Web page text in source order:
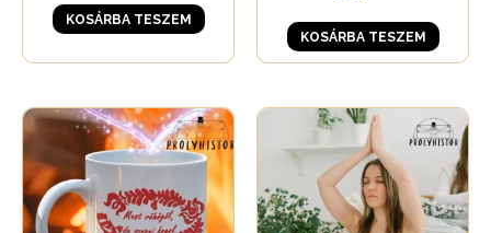
KOSÁRBA TESZEM
KOSÁRBA TESZEM